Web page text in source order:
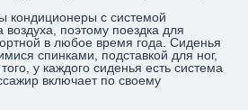
кондиционеры с системой
поэтому поездка для
в любое время года. Сиденья
спинками, подставкой для ног,
у каждого сиденья есть система
включает по своему